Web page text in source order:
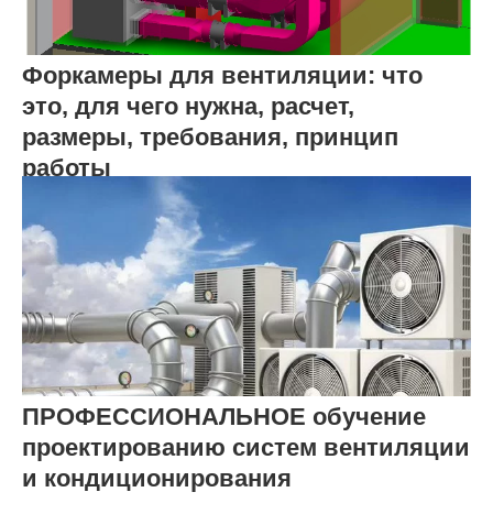
Форкамеры для вентиляции: что
это, для чего нужна, расчет,
размеры, требования, принцип
работы
ПРОФЕССИОНАЛЬНОЕ обучение
проектированию систем вентиляции
и кондиционирования